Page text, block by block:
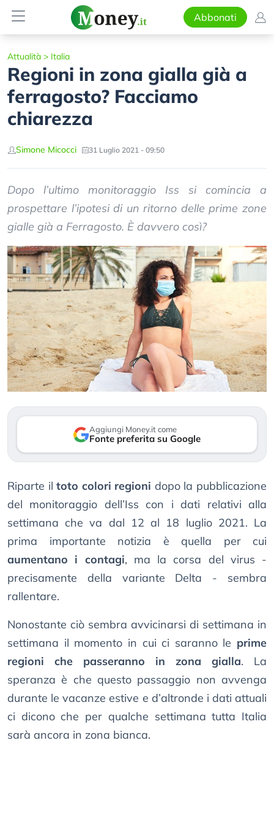
Abbonati
Attualità > Italia
Regioni in zona gialla già a
ferragosto? Facciamo
chiarezza
Simone Micocci 31 Luglio 2021 - 09:50
Dopo l’ultimo monitoraggio Iss si comincia a
prospettare l’ipotesi di un ritorno delle prime zone
gialle già a Ferragosto. È davvero così?
Aggiungi Money.it come
Fonte preferita su Google
Riparte iltoto colori regioni dopo la pubblicazione
del monitoraggio dell’Iss con i dati relativi alla
settimana che va dal 12 al 18 luglio 2021. La
prima importante notizia è quella per cui
aumentano i contagi, ma la corsa del virus -
precisamente della variante Delta - sembra
rallentare.
Nonostante ciò sembra avvicinarsi di settimana in
settimana il momento in cui ci saranno le prime
regioni che passeranno in zona gialla. La
speranza è che questo passaggio non avvenga
durante le vacanze estive e d’altronde i dati attuali
ci dicono che per qualche settimana tutta Italia
sarà ancora in zona bianca.